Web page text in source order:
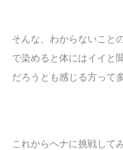
そんな、わからないこと
で染めると体にはイイと
だろうとも感じる方って
これからヘナに挑戦して